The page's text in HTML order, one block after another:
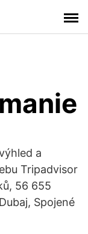
a
Tripadvisor
56 655
Spojené